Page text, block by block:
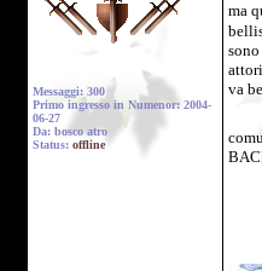
Messaggi: 300
Primo ingresso in Numenor: 2004-
06-27
Da: bosco atro
Status: offline
ma
va